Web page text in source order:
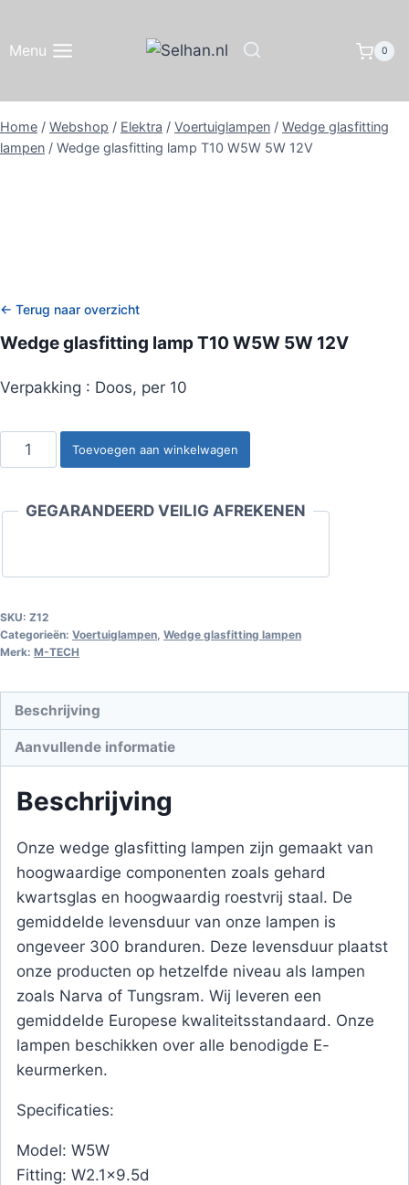
inhoud
Menu 0
Home / Webshop / Elektra / Voertuiglampen / Wedge glasfitting
lampen / Wedge glasfitting lamp T10 W5W 5W 12V
← Terug naar overzicht
Wedge glasfitting lamp T10 W5W 5W 12V
Verpakking : Doos, per 10
Wedge
glasfitting
T10
aantal
Toevoegen aan winkelwagen
GEGARANDEERD VEILIG AFREKENEN
SKU: Z12
Categorieën: Voertuiglampen, Wedge glasfitting lampen
Merk: M-TECH
Beschrijving
Aanvullende informatie
Beschrijving
Onze wedge glasfitting lampen zijn gemaakt van
hoogwaardige componenten zoals gehard
kwartsglas en hoogwaardig roestvrij staal. De
gemiddelde levensduur van onze lampen is
ongeveer 300 branduren. Deze levensduur plaatst
onze producten op hetzelfde niveau als lampen
zoals Narva of Tungsram. Wij leveren een
gemiddelde Europese kwaliteitsstandaard. Onze
lampen beschikken over alle benodigde E-
keurmerken.
Specificaties:
Model: W5W
Fitting: W2.1×9.5d